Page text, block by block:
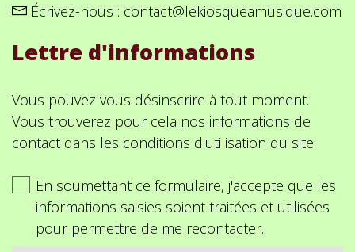
Écrivez-nous : contact@lekiosqueamusique.com
Lettre d'informations
Vous pouvez vous désinscrire à tout moment.
Vous trouverez pour cela nos informations de
contact dans les conditions d'utilisation du site.
En soumettant ce formulaire, j'accepte que les
informations saisies soient traitées et utilisées
pour permettre de me recontacter.